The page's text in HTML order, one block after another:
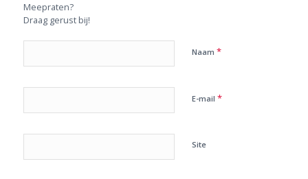
Meepraten?
Draag gerust bij!
Naam *
E-mail *
Site